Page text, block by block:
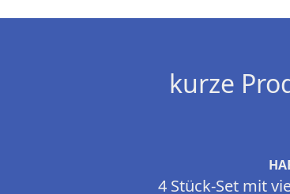
kurze
4 Stück-Set mit